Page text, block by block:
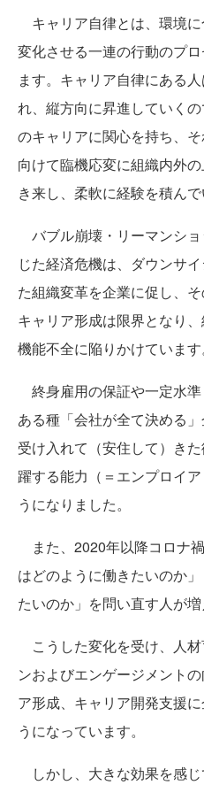
キャリア自律とは、環境
変化させる一連の行動のプ
ます。キャリア自律にある
れ、縦方向に昇進していく
のキャリアに関心を持ち、
向けて臨機応変に組織内外
き来し、柔軟に経験を積んで
バブル崩壊・リーマンシ
じた経済危機は、ダウンサ
た組織変革を企業に促し、
キャリア形成は限界となり
機能不全に陥りかけています
終身雇用の保証や一定水準
ある種「会社が全て決める
受け入れて（安住して）き
躍する能力（＝エンプロイ
うになりました。
また、2020年以降コロナ
はどのように働きたいのか
たいのか」を問い直す人が
こうした変化を受け、人
ンおよびエンゲージメント
ア形成、キャリア開発支援
うになっています。
しかし、大きな効果を感